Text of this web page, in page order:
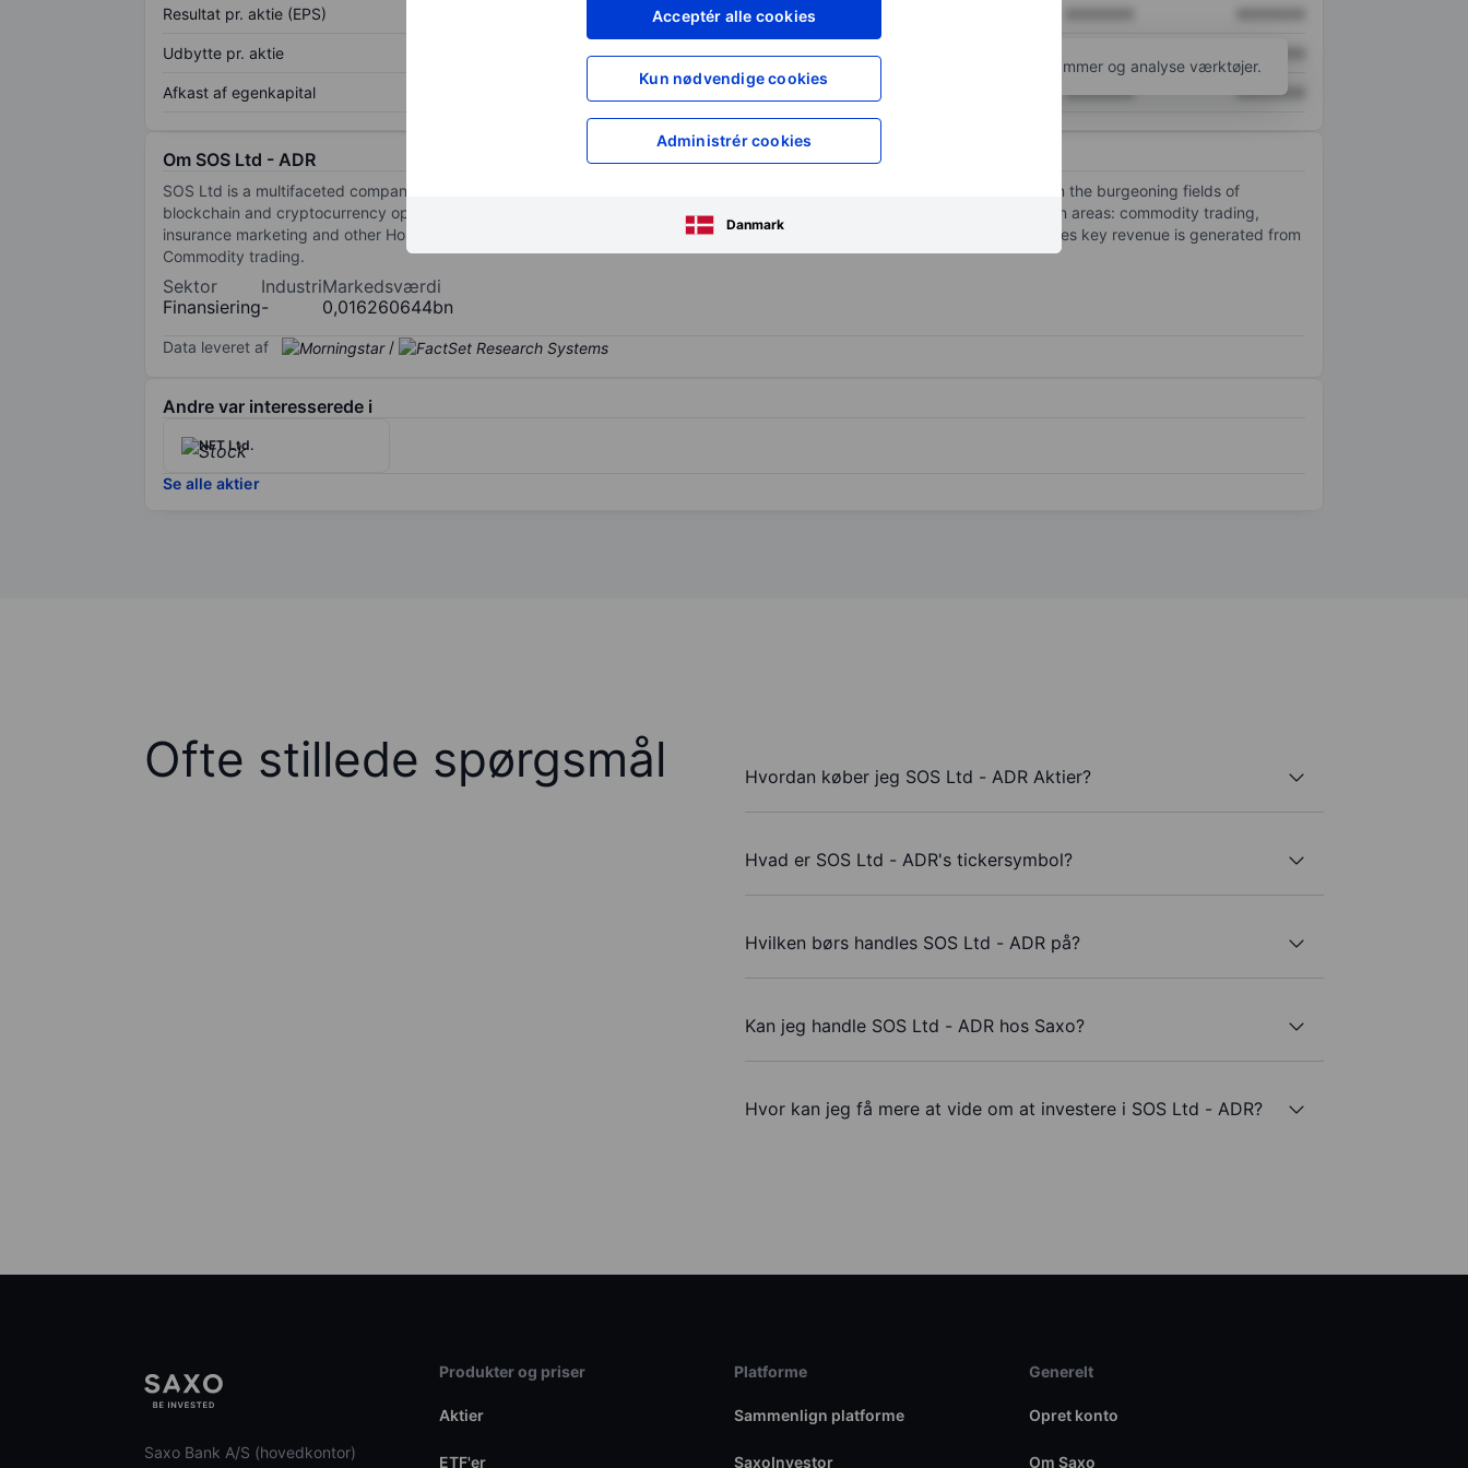
Acceptér alle cookies
Kun nødvendige cookies
Administrér cookies
Danmark
Resultat pr. aktie (EPS) XXXXXXX
Udbytte pr. aktie XXXXXXX
Afkast af egenkapital XXXXXXX XXXXXXX XXXXXXX
for at få adgang til flere diagrammer og analyse værktøjer.
Om SOS Ltd - ADR
SOS Ltd is a multifaceted company that leverages the power of data to provide marketing solutions, while also participating in the burgeoning fields of
blockchain and cryptocurrency operations, as well as commodity trading. Its product offerings are diversified across four main areas: commodity trading,
insurance marketing and other Hosting services. The company has single reporting segment: Commodity trading and generates key revenue is generated from
Commodity trading.
Sektor
Finansiering
Industri
-
Markedsværdi
0,016260644bn
Data leveret af /
Andre var interesserede i
NFT Ltd.
Se alle aktier
Ofte stillede spørgsmål Hvordan køber jeg SOS Ltd - ADR Aktier?
Hvad er SOS Ltd - ADR's tickersymbol?
Hvilken børs handles SOS Ltd - ADR på?
Kan jeg handle SOS Ltd - ADR hos Saxo?
Hvor kan jeg få mere at vide om at investere i SOS Ltd - ADR?
Saxo Bank A/S (hovedkontor)
Produkter og priser
Aktier
ETF'er
Platforme
Sammenlign platforme
SaxoInvestor
Generelt
Opret konto
Om Saxo